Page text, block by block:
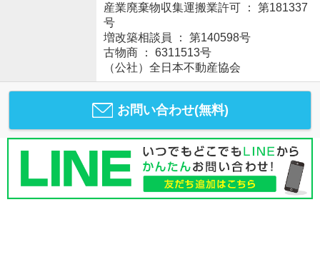
産業廃棄物収集運搬業許可 ： 第181337
号
増改築相談員 ： 第140598号
古物商 ： 6311513号
（公社）全日本不動産協会
お問い合わせ(無料)